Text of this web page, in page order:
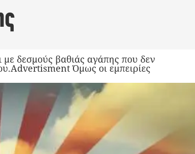
με δεσμούς βαθιάς αγάπης που δεν
Όμως οι εμπειρίες